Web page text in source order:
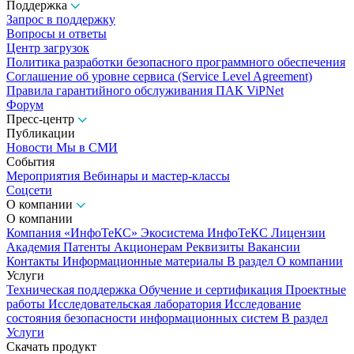
Поддержка
Запрос в поддержку
Вопросы и ответы
Центр загрузок
Политика разработки безопасного программного обеспечения
Соглашение об уровне сервиса (Service Level Agreement)
Правила гарантийного обслуживания ПАК ViPNet
Форум
Пресс-центр
Публикации
Новости Мы в СМИ
События
Мероприятия Вебинары и мастер-классы
Соцсети
О компании
О компании
Компания «ИнфоТеКС» Экосистема ИнфоТеКС Лицензии
Академия Патенты Акционерам Реквизиты Вакансии
Контакты Информационные материалы В раздел О компании
Услуги
Техническая поддержка Обучение и сертификация Проектные
работы Исследовательская лаборатория Исследование
состояния безопасности информационных систем В раздел
Услуги
Скачать продукт